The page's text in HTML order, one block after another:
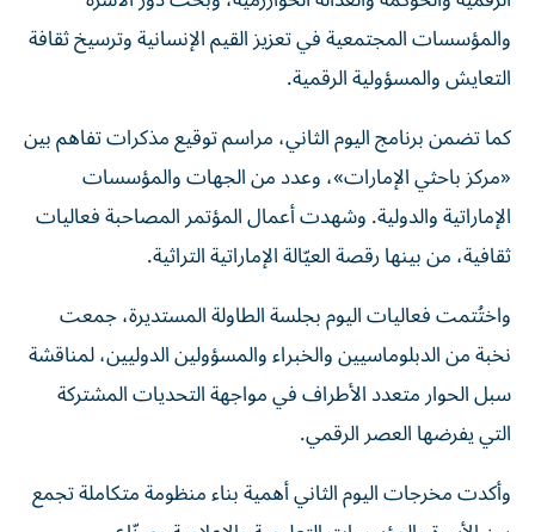
والمؤسسات المجتمعية في تعزيز القيم الإنسانية وترسيخ ثقافة
التعايش والمسؤولية الرقمية.
كما تضمن برنامج اليوم الثاني، مراسم توقيع مذكرات تفاهم بين
«مركز باحثي الإمارات»، وعدد من الجهات والمؤسسات
الإماراتية والدولية. وشهدت أعمال المؤتمر المصاحبة فعاليات
ثقافية، من بينها رقصة العيّالة الإماراتية التراثية.
واختُتمت فعاليات اليوم بجلسة الطاولة المستديرة، جمعت
نخبة من الدبلوماسيين والخبراء والمسؤولين الدوليين، لمناقشة
سبل الحوار متعدد الأطراف في مواجهة التحديات المشتركة
التي يفرضها العصر الرقمي.
وأكدت مخرجات اليوم الثاني أهمية بناء منظومة متكاملة تجمع